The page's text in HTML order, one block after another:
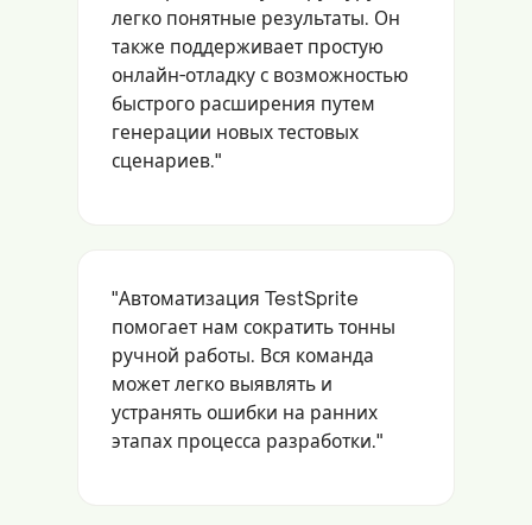
легко понятные результаты. Он
также поддерживает простую
онлайн-отладку с возможностью
быстрого расширения путем
генерации новых тестовых
сценариев."
"Автоматизация TestSprite
помогает нам сократить тонны
ручной работы. Вся команда
может легко выявлять и
устранять ошибки на ранних
этапах процесса разработки."